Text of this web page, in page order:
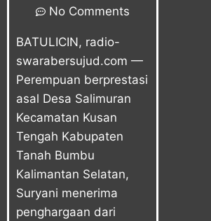
No Comments
BATULICIN, radio-
swarabersujud.com —
Perempuan berprestasi
asal Desa Salimuran
Kecamatan Kusan
Tengah Kabupaten
Tanah Bumbu
Kalimantan Selatan,
Suryani menerima
penghargaan dari